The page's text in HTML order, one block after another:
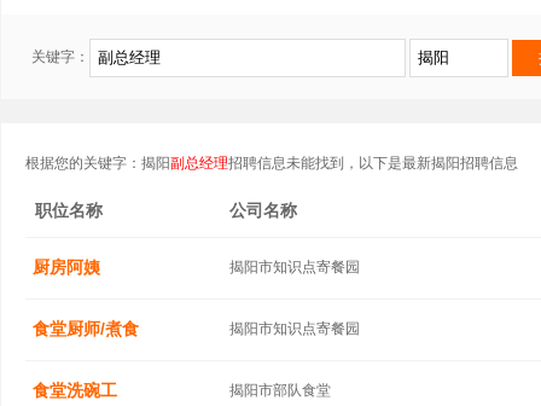
关键字：
根据您的关键字：揭阳副总经理招聘信息未能找到，以下是最新揭阳招聘信息
职位名称 公司名称
厨房阿姨 揭阳市知识点寄餐园
食堂厨师/煮食 揭阳市知识点寄餐园
食堂洗碗工 揭阳市部队食堂